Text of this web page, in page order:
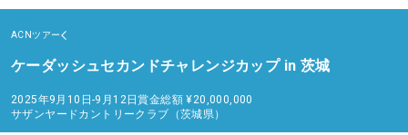
ACNツアー
ケーダッシュセカンドチャレンジカップ in 茨城
2025年9月10日-9月12日賞金総額 ¥20,000,000
サザンヤードカントリークラブ（茨城県）